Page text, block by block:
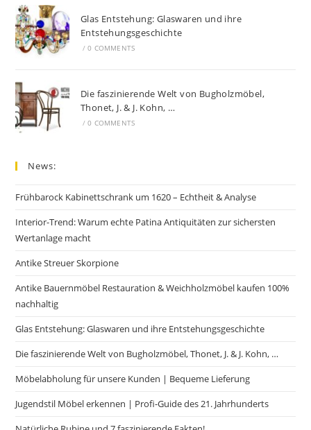
Glas Entstehung: Glaswaren und ihre
Entstehungsgeschichte
/ 0 COMMENTS
Die faszinierende Welt von Bugholzmöbel,
Thonet, J. & J. Kohn, …
/ 0 COMMENTS
News:
Frühbarock Kabinettschrank um 1620 – Echtheit & Analyse
Interior-Trend: Warum echte Patina Antiquitäten zur sichersten
Wertanlage macht
Antike Streuer Skorpione
Antike Bauernmöbel Restauration & Weichholzmöbel kaufen 100%
nachhaltig
Glas Entstehung: Glaswaren und ihre Entstehungsgeschichte
Die faszinierende Welt von Bugholzmöbel, Thonet, J. & J. Kohn, …
Möbelabholung für unsere Kunden | Bequeme Lieferung
Jugendstil Möbel erkennen | Profi-Guide des 21. Jahrhunderts